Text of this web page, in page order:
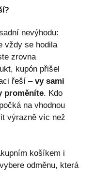
nevýhodu:
vždy se hodila
zrovna
kupón přišel
řeší – vy sami
proměníte. Kdo
na vhodnou
výrazně víc než
košíkem i
odměnu, která